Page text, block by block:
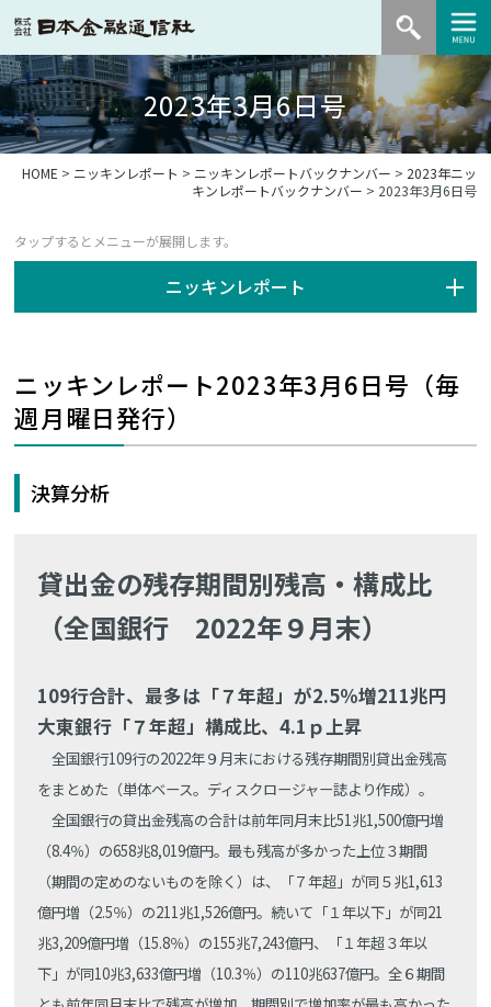
2023年3月6日号
HOME > ニッキンレポート > ニッキンレポートバックナンバー > 2023年ニッ
キンレポートバックナンバー > 2023年3月6日号
ニッキンレポート
ニッキンレポート2023年3月6日号（毎
週月曜日発行）
決算分析
貸出金の残存期間別残高・構成比
（全国銀行 2022年９月末）
109行合計、最多は「７年超」が2.5％増211兆円
大東銀行「７年超」構成比、4.1ｐ上昇
全国銀行109行の2022年９月末における残存期間別貸出金残高
をまとめた（単体ベース。ディスクロージャー誌より作成）。
全国銀行の貸出金残高の合計は前年同月末比51兆1,500億円増
（8.4％）の658兆8,019億円。最も残高が多かった上位３期間
（期間の定めのないものを除く）は、「７年超」が同５兆1,613
億円増（2.5％）の211兆1,526億円。続いて「１年以下」が同21
兆3,209億円増（15.8％）の155兆7,243億円、「１年超３年以
下」が同10兆3,633億円増（10.3％）の110兆637億円。全６期間